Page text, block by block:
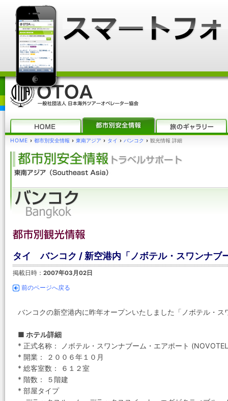
HOME › 都市別安全情報 › 東南アジア › タイ › バンコク › 観光情報 詳細
タイ バンコク / 新空港内「ノボテル・スワンナブ
掲載日時： 2007年03月02日
前のページへ戻る
バンコクの新空港内に昨年オープンいたしました「ノボテル・
■ ホテル詳細
* 正式名称： ノボテル・スワンナブーム・エアポート
* 開業： ２００６年１０月
* 総客室数： ６１２室
* 階数： ５階建
* 部屋タイプ